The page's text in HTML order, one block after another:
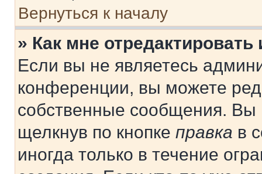
Вернуться к началу
» Как мне
Если вы не являетесь
конференции, вы можете
собственные сообщения. Вы
щелкнув по кнопке правка в
иногда только в течение